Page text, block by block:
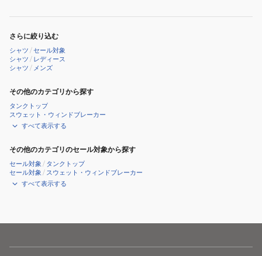
さらに絞り込む
シャツ /セール対象
シャツ / レディース
シャツ / メンズ
その他のカテゴリから探す
タンクトップ
スウェット・ウィンドブレーカー
すべて表示する
その他のカテゴリのセール対象から探す
セール対象 / タンクトップ
セール対象 / スウェット・ウィンドブレーカー
すべて表示する